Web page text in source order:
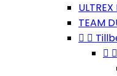
TEAM
 
 